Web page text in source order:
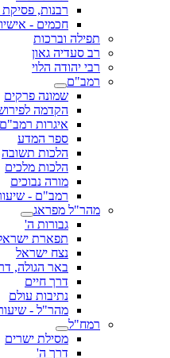
רבנות,
חכמים -
תפילה וברכות
רב סעדיה גאון
רבי יהודה הלוי
רמב"ם
שמונה פרקים
הקדמה
איגרות רמב"ם
ספר המדע
הלכות תשובה
הלכות מלכים
מורה נבוכים
רמב"ם -
מהר"ל מפראג
גבורות ה'
תפארת
נצח ישראל
באר הגולה,
דרך חיים
נתיבות עולם
מהר"ל -
רמח"ל
מסילת ישרים
דרך ה'